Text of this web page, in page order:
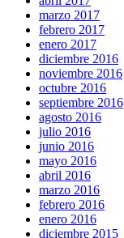
marzo 2017
febrero 2017
enero 2017
diciembre 2016
noviembre 2016
octubre 2016
septiembre 2016
agosto 2016
julio 2016
junio 2016
mayo 2016
abril 2016
marzo 2016
febrero 2016
enero 2016
diciembre 2015